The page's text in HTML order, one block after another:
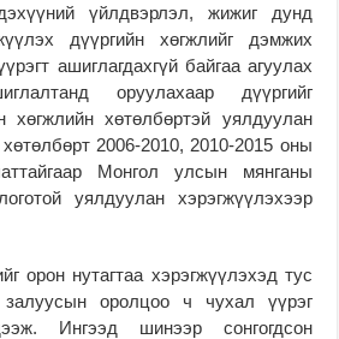
үйлдвэрлэл, жижиг дунд
дүүргийн хөгжлийг дэмжих
ашиглагдахгүй байгаа агуулах
оруулахаар дүүргийг
хөгжлийн хөтөлбөртэй уялдуулан
2006-2010, 2010-2015 оны
Монгол улсын мянганы
уялдуулан хэрэгжүүлэхээр
орон нутагтаа хэрэгжүүлэхэд тус
оролцоо ч чухал үүрэг
Ингээд шинээр сонгогдсон